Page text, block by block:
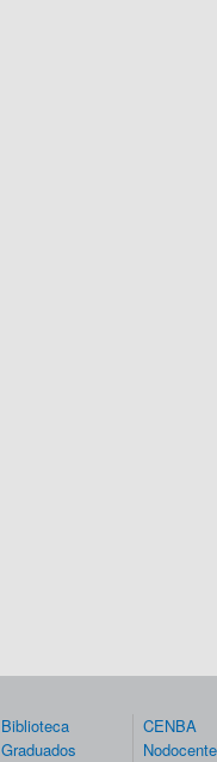
Biblioteca
Graduados
CENBA